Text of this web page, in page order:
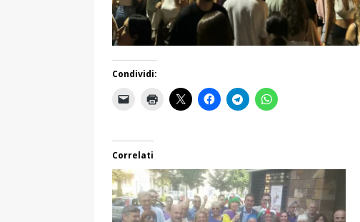
Condividi:
Correlati